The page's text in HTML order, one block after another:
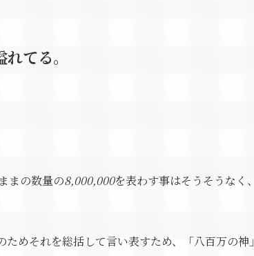
てる。
まの数量の8,000,000を表わす事はそうそうなく、
めそれを総括して言い表すため、「八百万の神」